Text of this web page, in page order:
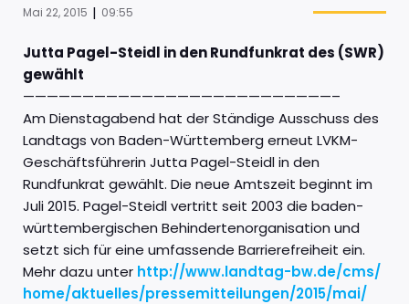
Mai 22, 2015 | 09:55
Jutta Pagel-Steidl in den Rundfunkrat des (SWR)
gewählt
——————————————————————————–
Am Dienstagabend hat der Ständige Ausschuss des
Landtags von Baden-Württemberg erneut LVKM-
Geschäftsführerin Jutta Pagel-Steidl in den
Rundfunkrat gewählt. Die neue Amtszeit beginnt im
Juli 2015. Pagel-Steidl vertritt seit 2003 die baden-
württembergischen Behindertenorganisation und
setzt sich für eine umfassende Barrierefreiheit ein.
Mehr dazu unter http://www.landtag-bw.de/cms/
home/aktuelles/pressemitteilungen/2015/mai/